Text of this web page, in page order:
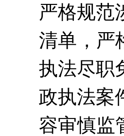
严格规范
清单，严
执法尽职
政执法案
容审慎监